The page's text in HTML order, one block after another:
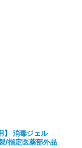
】 消毒ジェル
指定医薬部外品